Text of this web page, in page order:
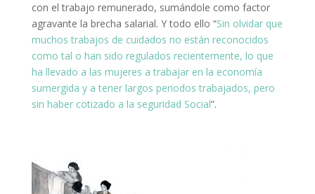
con el trabajo remunerado, sumándole como factor
agravante la brecha salarial. Y todo ello “Sin olvidar que
muchos trabajos de cuidados no están reconocidos
como tal o han sido regulados recientemente, lo que
ha llevado a las mujeres a trabajar en la economía
sumergida y a tener largos periodos trabajados, pero
sin haber cotizado a la seguridad Social”.